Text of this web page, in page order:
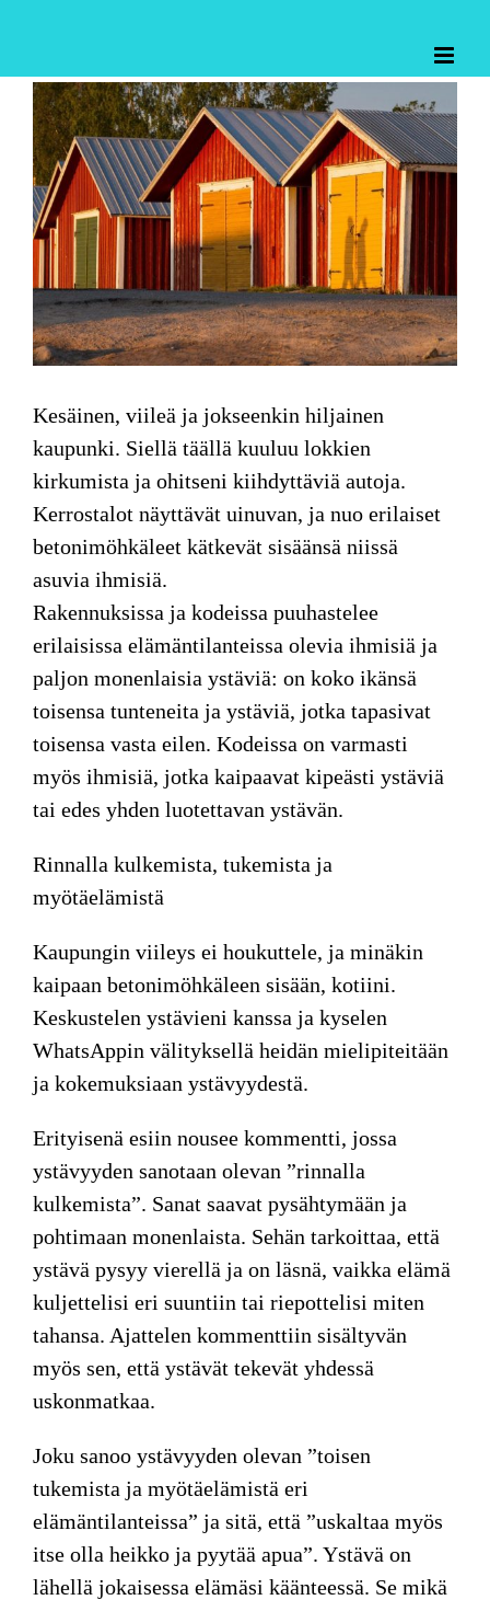
content
Katso
kuvaa
isompana
Kesäinen, viileä ja jokseenkin hiljainen
kaupunki. Siellä täällä kuuluu lokkien
kirkumista ja ohitseni kiihdyttäviä autoja.
Kerrostalot näyttävät uinuvan, ja nuo erilaiset
betonimöhkäleet kätkevät sisäänsä niissä
asuvia ihmisiä.
Rakennuksissa ja kodeissa puuhastelee
erilaisissa elämäntilanteissa olevia ihmisiä ja
paljon monenlaisia ystäviä: on koko ikänsä
toisensa tunteneita ja ystäviä, jotka tapasivat
toisensa vasta eilen. Kodeissa on varmasti
myös ihmisiä, jotka kaipaavat kipeästi ystäviä
tai edes yhden luotettavan ystävän.
Rinnalla kulkemista, tukemista ja
myötäelämistä
Kaupungin viileys ei houkuttele, ja minäkin
kaipaan betonimöhkäleen sisään, kotiini.
Keskustelen ystävieni kanssa ja kyselen
WhatsAppin välityksellä heidän mielipiteitään
ja kokemuksiaan ystävyydestä.
Erityisenä esiin nousee kommentti, jossa
ystävyyden sanotaan olevan ”rinnalla
kulkemista”. Sanat saavat pysähtymään ja
pohtimaan monenlaista. Sehän tarkoittaa, että
ystävä pysyy vierellä ja on läsnä, vaikka elämä
kuljettelisi eri suuntiin tai riepottelisi miten
tahansa. Ajattelen kommenttiin sisältyvän
myös sen, että ystävät tekevät yhdessä
uskonmatkaa.
Joku sanoo ystävyyden olevan ”toisen
tukemista ja myötäelämistä eri
elämäntilanteissa” ja sitä, että ”uskaltaa myös
itse olla heikko ja pyytää apua”. Ystävä on
lähellä jokaisessa elämäsi käänteessä. Se mikä